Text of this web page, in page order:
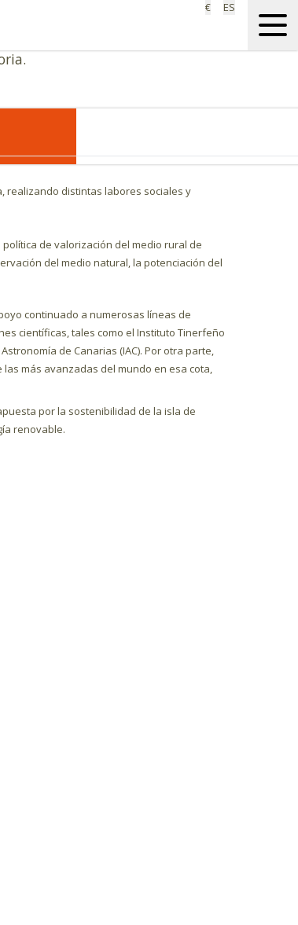
€ ES
que tendrá lugar, en
condiciones de trabajo avanzadas para su
para la sostenibilidad de sus
realizando distintas labores sociales y
de valorización del medio rural de
del medio natural, la potenciación del
continuado a numerosas líneas de
científicas, tales como el Instituto Tinerfeño
de Canarias (IAC). Por otra parte,
más avanzadas del mundo en esa cota,
por la sostenibilidad de la isla de
renovable.